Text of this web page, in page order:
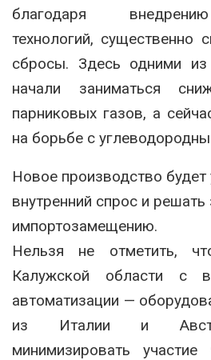
благодаря
технологий, существенно
сбросы. Здесь одними
начали заниматься
парниковых газов, а
на борьбе с
Новое производство будет
внутренний спрос и решать
импортозамещению.
Нельзя не отметить,
Калужской области с
автоматизации —
из Италии и
минимизировать